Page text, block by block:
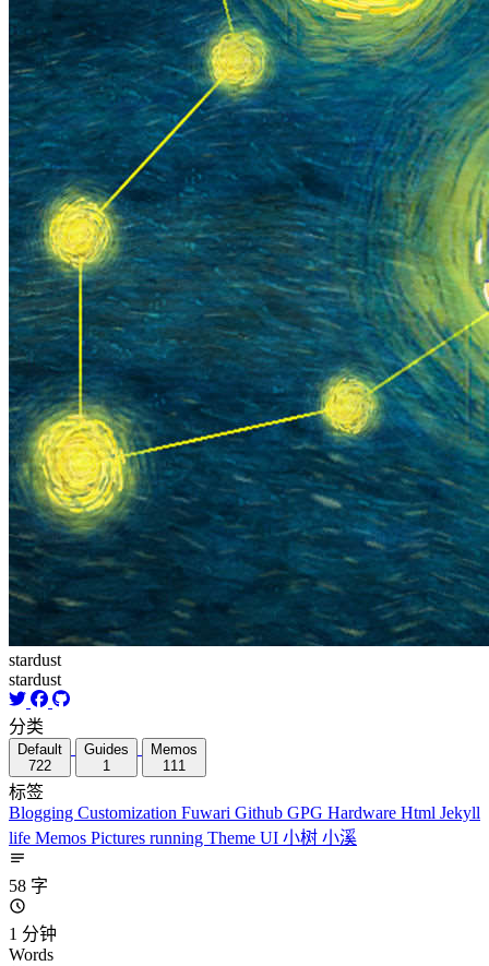
stardust
stardust
分类
Default
722
Guides
1
Memos
111
标签
Blogging Customization Fuwari Github GPG Hardware Html Jekyll
life Memos Pictures running Theme UI 小树 小溪
58 字
1 分钟
Words